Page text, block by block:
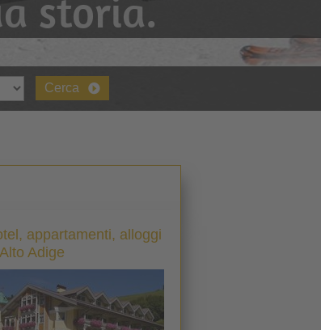
storia.
Cerca
appartamenti, alloggi
Adige